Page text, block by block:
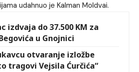
udahnuo je Kalman Moldvai.
izdvaja do 37.500 KM za
u Gnojnici
otvaranje izložbe
tragovi Vejsila Ćurčića“